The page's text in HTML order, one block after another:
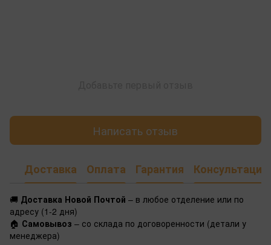
Написать отзыв
Доставка Оплата Гарантия Консультация
🚚 Доставка Новой Почтой – в любое отделение или по
адресу (1-2 дня)
🏠 Самовывоз – со склада по договоренности (детали у
менеджера)